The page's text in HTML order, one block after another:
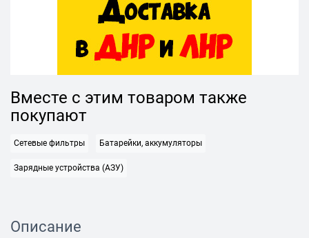
Вместе с этим товаром также
покупают
Сетевые фильтры Батарейки, аккумуляторы
Зарядные устройства (АЗУ)
Описание